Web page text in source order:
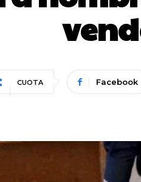
CUOTA Facebook